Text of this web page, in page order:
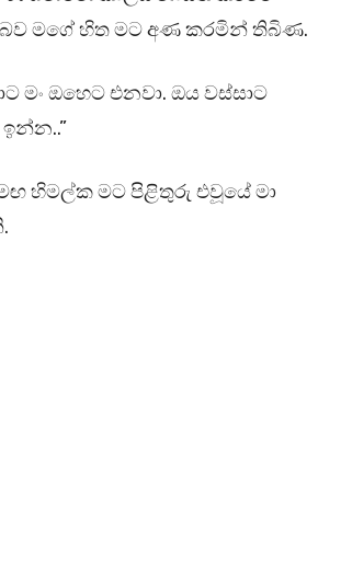
මගේ හිත මට අණ කරමින් තිබිණ.
මං ඔහෙට එනවා. ඔය වස්සාට
හිමල්ක මට පිළිතුරු එවූයේ මා